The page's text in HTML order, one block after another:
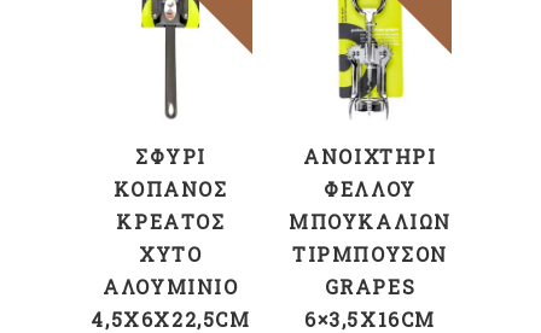
ΠΡΟΣΘΉΚΗ
ΣΤΟ ΚΑΛΆΘΙ
ΣΦΥΡΊ
ΚΌΠΑΝΟΣ
ΚΡΈΑΤΟΣ
ΧΥΤΌ
ΑΛΟΥΜΊΝΙΟ
4,5X6X22,5CM
ΠΡΟΣΘΉΚΗ
ΣΤΟ ΚΑΛΆΘΙ
ΑΝΟΙΧΤΉΡΙ
ΦΕΛΛΟΎ
ΜΠΟΥΚΑΛΙΏΝ
ΤΙΡΜΠΟΥΣΌΝ
GRAPES
6×3,5X16CM